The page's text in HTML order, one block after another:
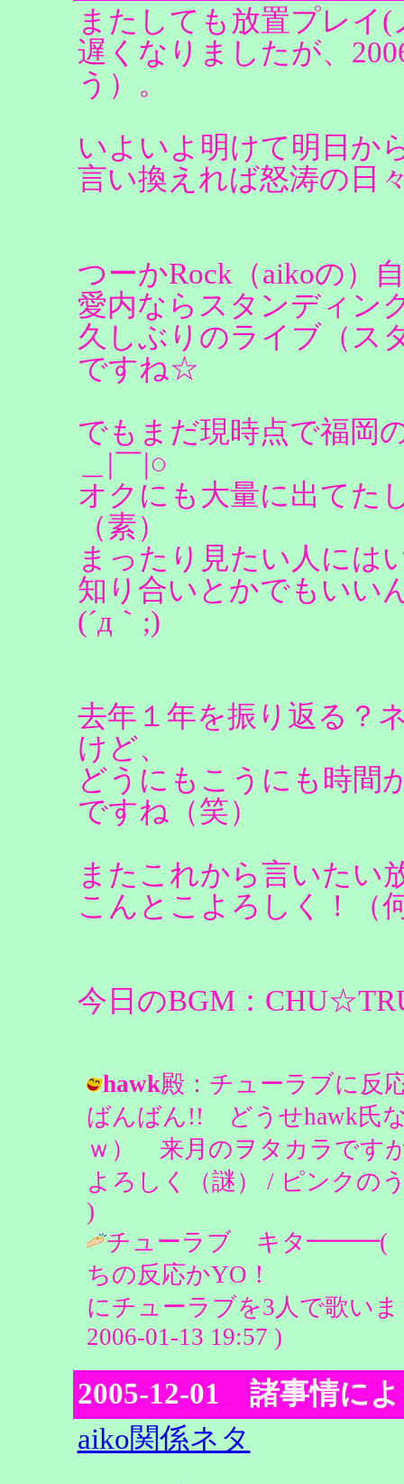
またしても放置プレイ
遅くなりましたが、
う）。
いよいよ明けて明日か
言い換えれば怒涛の日
つーかRock（aikoの）
愛内ならスタンディン
久しぶりのライブ（ス
ですね☆
でもまだ現時点で福岡
＿|￣|○
オクにも大量に出てた
（素）
まったり見たい人には
知り合いとかでもいい
(´д｀;)
去年１年を振り返る？
けど、
どうにもこうにも時間
ですね（笑）
またこれから言いたい
こんとこよろしく！（
今日のBGM：
hawk殿：チューラブに反
ばんばん!! どうせhawk氏
ｗ） 来月のヲタカラです
よろしく（謎） / ピンクの
)
チューラブ キタ━━━(
ちの反応かYO！ では
にチューラブを3人で歌い
2006-01-13 19:57 )
2005-12-01 諸事情に
aiko関係ネタ